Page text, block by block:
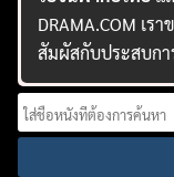
DRAMA.COM เ
สัมผัสกับประสบก
Search
for: